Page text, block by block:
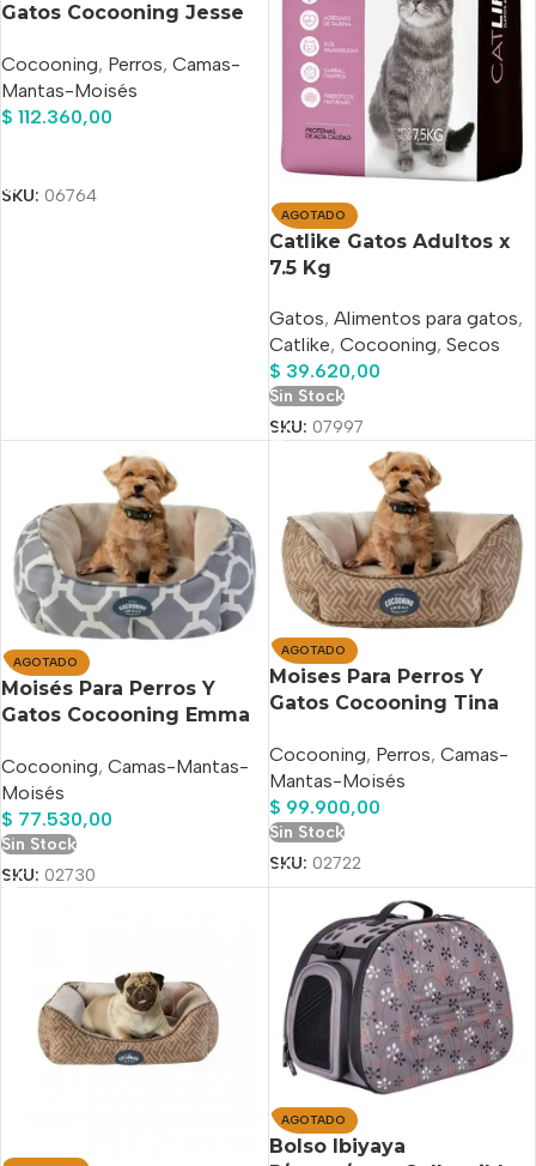
Gatos Cocooning Jesse
Cocooning, Perros, Camas-
Mantas-Moisés
$ 112.360,00
SKU: 06764
AGOTADO
Catlike Gatos Adultos x
7.5 Kg
Gatos, Alimentos para gatos,
Catlike, Cocooning, Secos
$ 39.620,00
Sin Stock
SKU: 07997
AGOTADO
Moisés Para Perros Y
Gatos Cocooning Emma
Cocooning, Camas-Mantas-
Moisés
$ 77.530,00
Sin Stock
SKU: 02730
AGOTADO
Moises Para Perros Y
Gatos Cocooning Tina
Cocooning, Perros, Camas-
Mantas-Moisés
$ 99.900,00
Sin Stock
SKU: 02722
AGOTADO
Bolso Ibiyaya